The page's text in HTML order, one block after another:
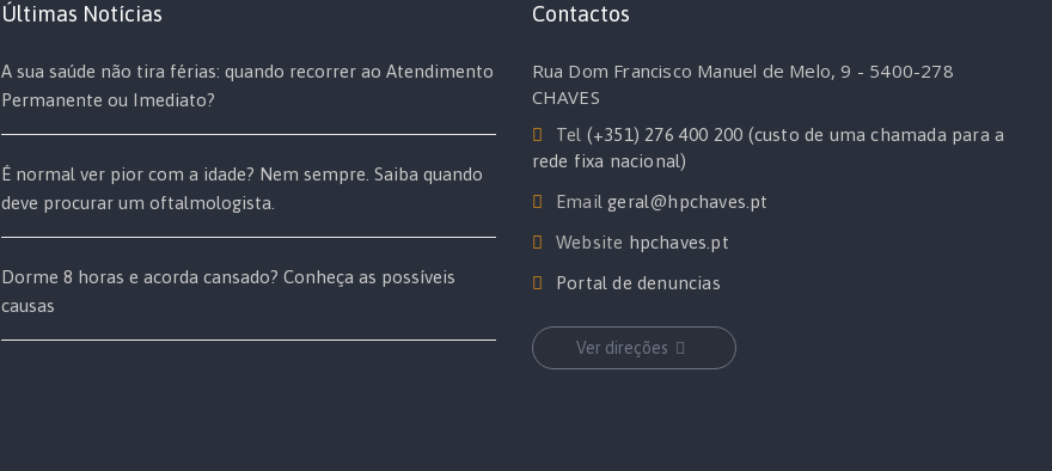
Últimas Notícias
A sua saúde não tira férias: quando recorrer ao Atendimento
Permanente ou Imediato?
É normal ver pior com a idade? Nem sempre. Saiba quando
deve procurar um oftalmologista.
Dorme 8 horas e acorda cansado? Conheça as possíveis
causas
Contactos
Rua Dom Francisco Manuel de Melo, 9 - 5400-278
CHAVES
Tel (+351) 276 400 200 (custo de uma chamada para a
rede fixa nacional)
Emailgeral@hpchaves.pt
Website hpchaves.pt
Portal de denuncias
Ver direções